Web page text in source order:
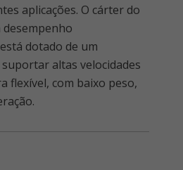
aplicações. O cárter do
dotado de um
altas velocidades
flexível, com baixo peso,